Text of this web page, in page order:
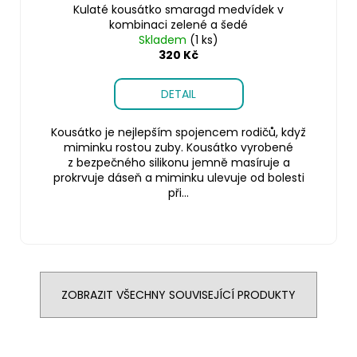
Kulaté kousátko smaragd medvídek v
kombinaci zelené a šedé
Skladem (1 ks)
320 Kč
DETAIL
Kousátko je nejlepším spojencem rodičů, když
miminku rostou zuby. Kousátko vyrobené
z bezpečného silikonu jemně masíruje a
prokrvuje dáseň a miminku ulevuje od bolesti
při...
ZOBRAZIT VŠECHNY SOUVISEJÍCÍ PRODUKTY